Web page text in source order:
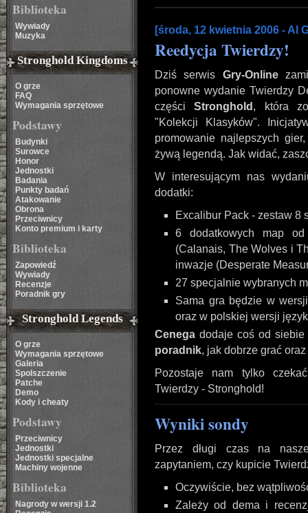
Biblioteka
Wywiady
Muzyka
Stronghold Kingdoms
O grze
FAQ
Wymagania sprzętowe
Podstawy
Budynki
Surowce
Honor
Jednostki
Badania
Punkty badań
Atakowanie
Obrona
Przeciwnicy
Konto premium i karty
Biblioteka
Zapowiedź
Wywiady
Recenzje
Poradnik gry
Stronghold Legends
O grze
Wymagania sprzętowe
Galeria
Spolszczenie
Patche
Demo
Kody i cheaty
Podstawy
Przeciwnicy
Jednostki
Jednostki specjalne
Machiny wojenne
Biblioteka
Nagrody w wersji 1.2
[środa, 12 kwietnia 2006 - Al
Reedycja Twierdzy!
Dziś serwis Gry-Online
ponowne wydanie Twierdzy
częściStronghold , która
"Kolekcji Klasyków".
promowanie najlepszych
żywą legendą. Jak widać,
W interesującym nas
dodatki:
Excalibur Pack - zestaw 8
6 dodatkowych map
(Calanais, The Wolves i
inwazje (Desperate
27 specjalnie wybranych
Sama gra będzie w
oraz w polskiej wersji
Cenega dodaje coś od
poradnik, jak dobrze grać
Pozostaje nam tylko
Twierdzy - Stronghold!
Wyniki sondy
Przez długi czas na
zapytaniem, czy kupicie
Oczywiście, bez
Zależy od dema i